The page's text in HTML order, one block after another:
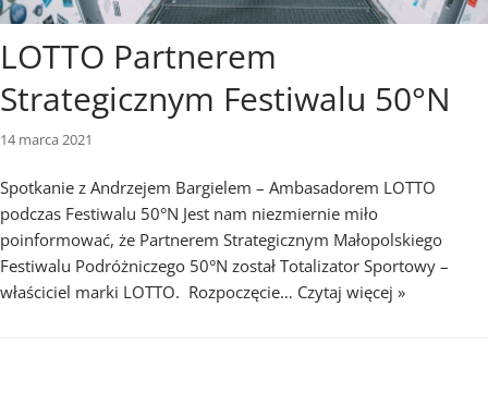
LOTTO Partnerem
Strategicznym Festiwalu 50°N
14 marca 2021
Spotkanie z Andrzejem Bargielem – Ambasadorem LOTTO
podczas Festiwalu 50°N Jest nam niezmiernie miło
poinformować, że Partnerem Strategicznym Małopolskiego
Festiwalu Podróżniczego 50°N został Totalizator Sportowy –
właściciel marki LOTTO. Rozpoczęcie… Czytaj więcej »